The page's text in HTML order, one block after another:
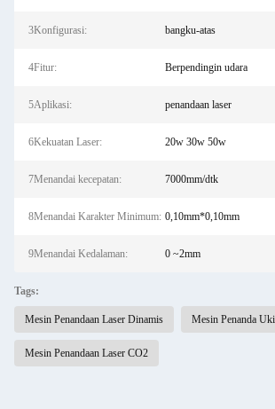
3Konfigurasi: bangku-atas
4Fitur: Berpendingin udara
5Aplikasi: penandaan laser
6Kekuatan Laser: 20w 30w 50w
7Menandai kecepatan: 7000mm/dtk
8Menandai Karakter Minimum: 0,10mm*0,10mm
9Menandai Kedalaman: 0 ~2mm
Tags:
Mesin Penandaan Laser Dinamis Mesin Penanda
Mesin Penandaan Laser CO2